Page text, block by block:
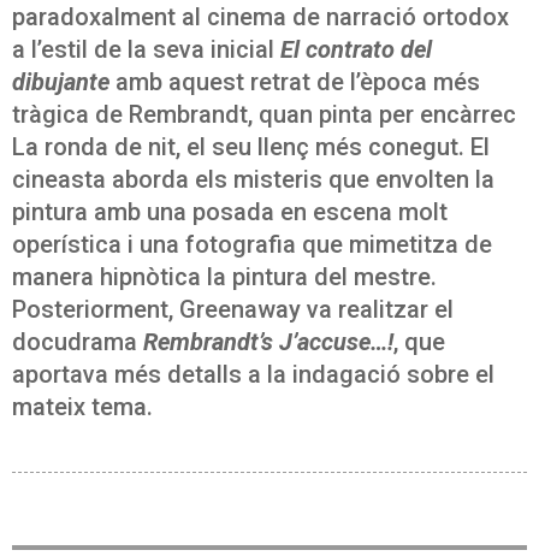
paradoxalment al cinema de narració ortodox
a l’estil de la seva inicial El contrato del
dibujante amb aquest retrat de l’època més
tràgica de Rembrandt, quan pinta per encàrrec
La ronda de nit, el seu llenç més conegut. El
cineasta aborda els misteris que envolten la
pintura amb una posada en escena molt
operística i una fotografia que mimetitza de
manera hipnòtica la pintura del mestre.
Posteriorment, Greenaway va realitzar el
docudrama Rembrandt’s J’accuse…!, que
aportava més detalls a la indagació sobre el
mateix tema.